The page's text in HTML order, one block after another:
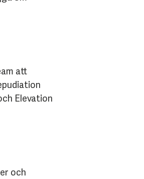
att
Elevation
och